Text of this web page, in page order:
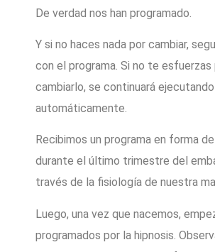
De verdad nos han programado.
Y si no haces nada por cambiar,
con el programa. Si no te esfuerzas
cambiarlo, se continuará ejecutando
automáticamente.
Recibimos un programa en forma
durante el último trimestre del
través de la fisiología de nuestra
Luego, una vez que nacemos,
programados por la hipnosis.